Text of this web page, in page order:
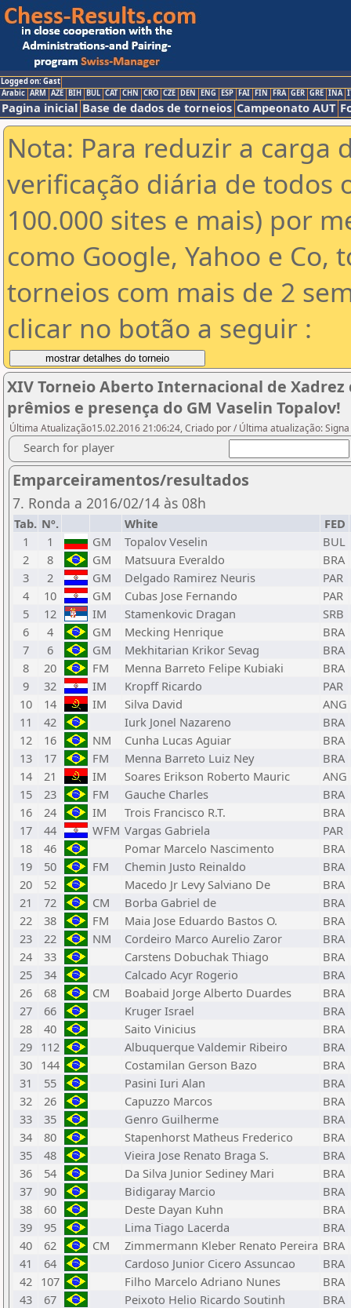
Logged on: Gast
Arabic ARM AZE BIH BUL CAT CHN CRO CZE DEN ENG ESP FAI FIN FRA GER GRE INA
Pagina inicial Base de dados de torneios Campeonato AUT
Nota: Para reduzir a carga
verificação diária de todos
100.000 sites e mais) por
como Google, Yahoo e Co,
torneios com mais de 2
clicar no botão a seguir :
XIV Torneio Aberto Internacional de Xadrez
prêmios e presença do GM Vaselin Topalov!
Última Atualização15.02.2016 21:06:24, Criado por / Última atualização:
Search for player
Emparceiramentos/resultados
7. Ronda a 2016/02/14 às 08h
Tab. Nº. White
FED
1
1 GM Topalov Veselin
BUL
2
8 GM Matsuura Everaldo
BRA
3
2 GM Delgado Ramirez Neuris
PAR
4
10 GM Cubas Jose Fernando
PAR
5
12 IM Stamenkovic Dragan
SRB
6
4 GM Mecking Henrique
BRA
7
6 GM Mekhitarian Krikor Sevag
BRA
8
20 FM Menna Barreto Felipe Kubiaki
BRA
9
32 IM Kropff Ricardo
PAR
10
14 IM Silva David
ANG
11
42 Iurk Jonel Nazareno
BRA
12
16 NM Cunha Lucas Aguiar
BRA
13
17 FM Menna Barreto Luiz Ney
BRA
14
21 IM Soares Erikson Roberto Mauric
ANG
15
23 FM Gauche Charles
BRA
16
24 IM Trois Francisco R.T.
BRA
17
44 WFM Vargas Gabriela
PAR
18
46 Pomar Marcelo Nascimento
BRA
19
50 FM Chemin Justo Reinaldo
BRA
20
52 Macedo Jr Levy Salviano De
BRA
21
72 CM Borba Gabriel de
BRA
22
38 FM Maia Jose Eduardo Bastos O.
BRA
23
22 NM Cordeiro Marco Aurelio Zaror
BRA
24
33 Carstens Dobuchak Thiago
BRA
25
34 Calcado Acyr Rogerio
BRA
26
68 CM Boabaid Jorge Alberto Duardes
BRA
27
66 Kruger Israel
BRA
28
40 Saito Vinicius
BRA
29 112 Albuquerque Valdemir Ribeiro
BRA
30 144 Costamilan Gerson Bazo
BRA
31
55 Pasini Iuri Alan
BRA
32
26 Capuzzo Marcos
BRA
33
35 Genro Guilherme
BRA
34
80 Stapenhorst Matheus Frederico
BRA
35
48 Vieira Jose Renato Braga S.
BRA
36
54 Da Silva Junior Sediney Mari
BRA
37
90 Bidigaray Marcio
BRA
38
60 Deste Dayan Kuhn
BRA
39
95 Lima Tiago Lacerda
BRA
40
62 CM Zimmermann Kleber Renato Pereira BRA
41
64 Cardoso Junior Cicero Assuncao
BRA
42 107 Filho Marcelo Adriano Nunes
BRA
43
67 Peixoto Helio Ricardo Soutinh
BRA